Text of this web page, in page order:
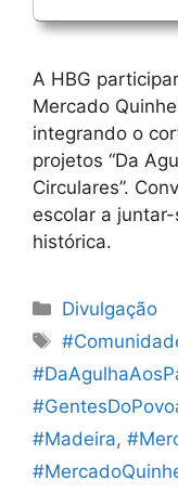
A HBG
Mercado
integrando o
projetos “Da
Circulares”.
escolar a
histórica.
Categorias
Divulgação
Etiquetas
#Madeira,